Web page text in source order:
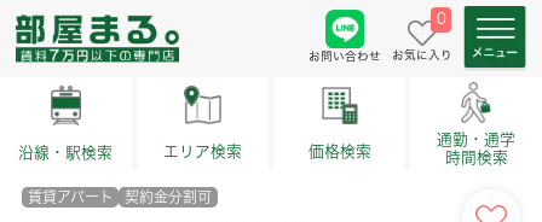
お問い合わせ
0
お気に入り
沿線・駅検索 エリア検索 価格検索
通勤・通学
時間検索
賃貸アパート 契約金分割可